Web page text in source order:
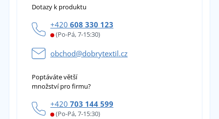
Dotazy k produktu
+420 608 330 123
(Po-Pá, 7-15:30)
obchod@dobrytextil.cz
Poptáváte větší
množství pro firmu?
+420 703 144 599
(Po-Pá, 7-15:30)